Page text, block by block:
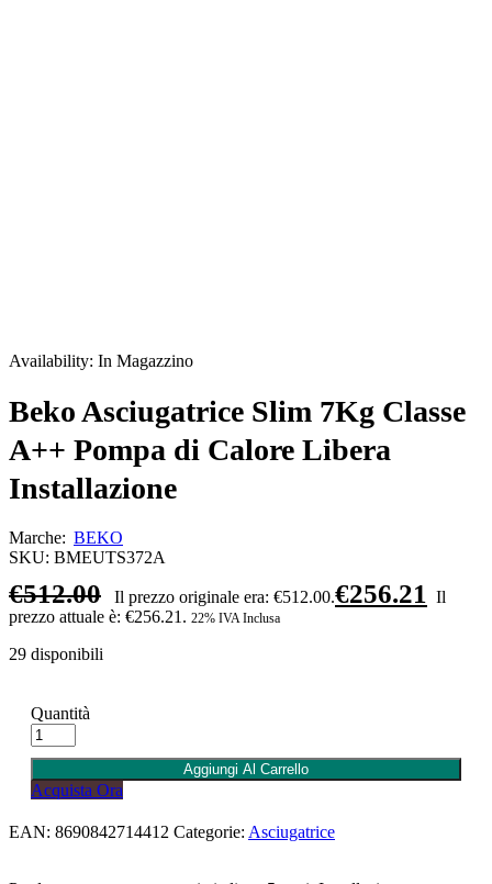
Availability: In Magazzino
Beko Asciugatrice Slim 7Kg Classe
A++ Pompa di Calore Libera
Installazione
Marche: BEKO
SKU: BMEUTS372A
€512.00 Il prezzo originale era: €512.00.€256.21 Il
prezzo attuale è: €256.21. 22% IVA Inclusa
29 disponibili
Quantità
Aggiungi Al Carrello
Acquista Ora
EAN: 8690842714412 Categorie: Asciugatrice